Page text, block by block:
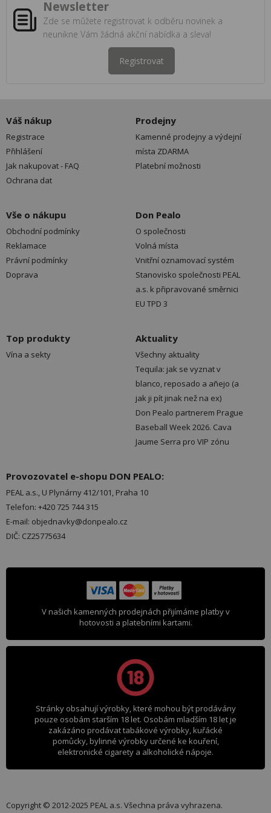
Newsletter
Zde se můžete registrovat k odběru novinek a
neunikne Vám žádná akční nabídka a sleva!
Registrovat
Váš nákup
Registrace
Přihlášení
Jak nakupovat - FAQ
Ochrana dat
Prodejny
Kamenné prodejny a výdejní
místa ZDARMA
Platební možnosti
Vše o nákupu
Obchodní podmínky
Reklamace
Právní podmínky
Doprava
Don Pealo
O společnosti
Volná místa
Vnitřní oznamovací systém
Stanovisko společnosti PEAL
a.s. k připravované směrnici
EU TPD 3
Top produkty
Vína a sekty
Aktuality
Všechny aktuality
Tequila: jak se vyznat v
blanco, reposado a añejo (a
jak ji pít jinak než na ex)
Don Pealo partnerem Prague
Baseball Week 2026. Cava
Jaume Serra pro VIP zónu
Provozovatel e-shopu DON PEALO:
PEAL a.s., U Plynárny 412/101, Praha 10
Telefon: +420 725 744 315
E-mail: objednavky@donpealo.cz
DIČ: CZ25775634
V našich kamenných prodejnách přijímáme platby v
hotovosti a platebními kartami.
Stránky obsahují výrobky, které mohou být prodávány
pouze osobám starším 18 let. Osobám mladším 18 let je
zakázáno prodávat tabákové výrobky, kuřácké
pomůcky, bylinné výrobky určené ke kouření,
elektronické cigarety a alkoholické nápoje.
Copyright © 2012-2025 PEAL a.s. Všechna práva vyhrazena.